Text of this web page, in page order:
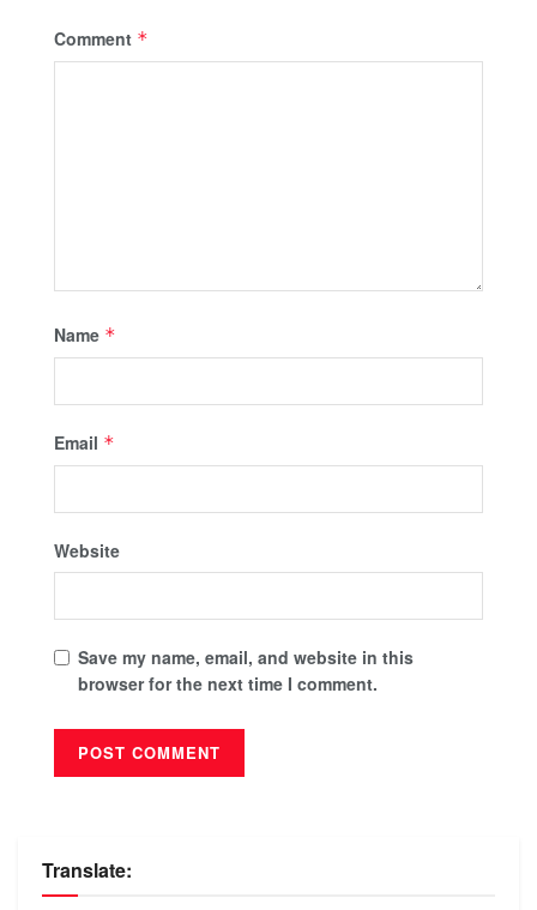
Comment *
Name *
Email *
Website
Save my name, email, and website in this
browser for the next time I comment.
Translate: